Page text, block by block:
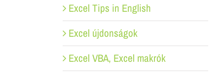
Excel Tips in English
Excel újdonságok
Excel VBA, Excel makrók